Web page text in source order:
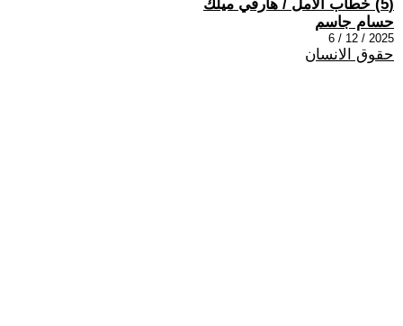
(5) خطاب الأمل / هارفي ميلك
حسام جاسم
2025 / 12 / 6
حقوق الانسان